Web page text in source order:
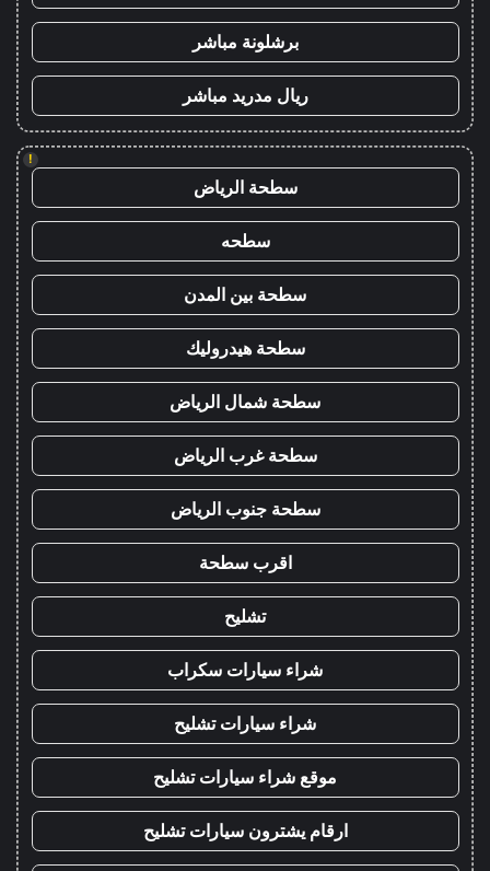
برشلونة مباشر
ريال مدريد مباشر
!
سطحة الرياض
سطحه
سطحة بين المدن
سطحة هيدروليك
سطحة شمال الرياض
سطحة غرب الرياض
سطحة جنوب الرياض
اقرب سطحة
تشليح
شراء سيارات سكراب
شراء سيارات تشليح
موقع شراء سيارات تشليح
ارقام يشترون سيارات تشليح